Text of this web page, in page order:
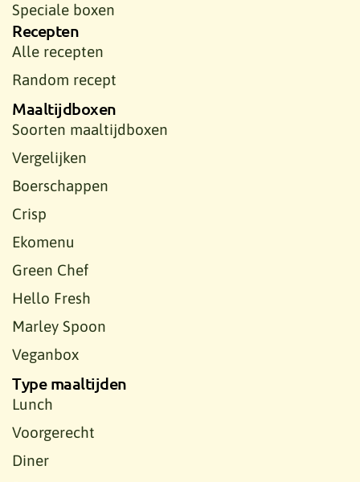
Speciale boxen
Recepten
Alle recepten
Random recept
Maaltijdboxen
Soorten maaltijdboxen
Vergelijken
Boerschappen
Crisp
Ekomenu
Green Chef
Hello Fresh
Marley Spoon
Veganbox
Type maaltijden
Lunch
Voorgerecht
Diner